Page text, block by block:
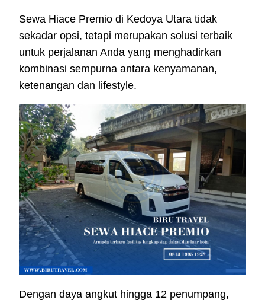
Sewa Hiace Premio di Kedoya Utara tidak
sekadar opsi, tetapi merupakan solusi terbaik
untuk perjalanan Anda yang menghadirkan
kombinasi sempurna antara kenyamanan,
ketenangan dan lifestyle.
Dengan daya angkut hingga 12 penumpang,